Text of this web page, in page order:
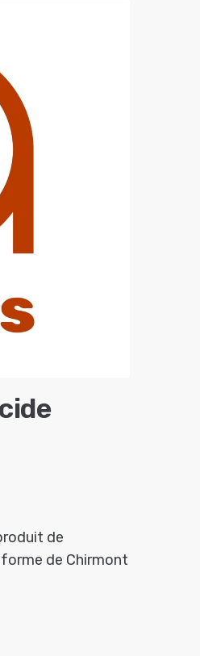
de
de Chirmont